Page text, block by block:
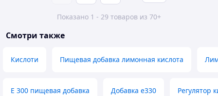
Показано 1 - 29 товаров из 70+
Смотри также
Кислоти Пищевая добавка лимонная кислота
Е 300 пищевая добавка Добавка е330 Регулятор